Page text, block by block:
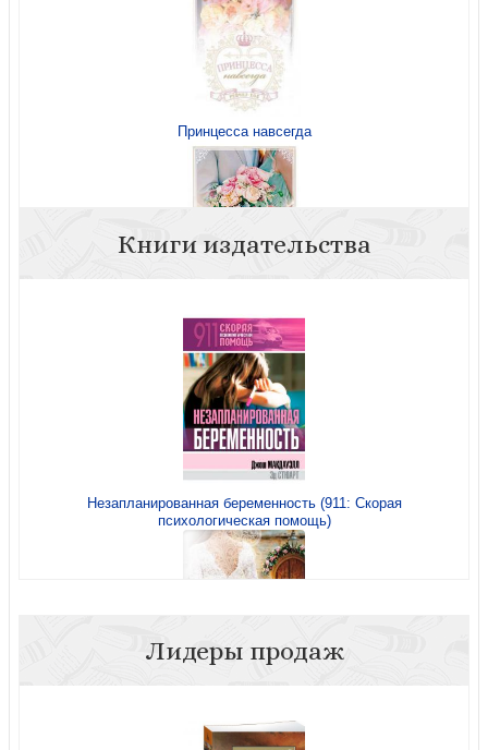
Принцесса навсегда
Жил-был принц
Как заполучить принца
Свадебная часовня
Книги издательства
Незапланированная беременность (911: Скорая
психологическая помощь)
Свадебная часовня
Лидеры продаж